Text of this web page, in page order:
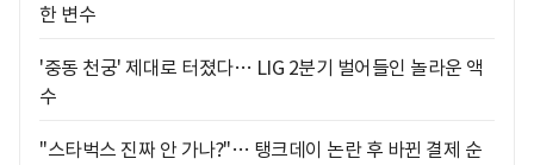
한 변수
'중동 천궁' 제대로 터졌다… LIG 2분기 벌어들인 놀라운 액
수
"스타벅스 진짜 안 가나?"… 탱크데이 논란 후 바뀐 결제 순